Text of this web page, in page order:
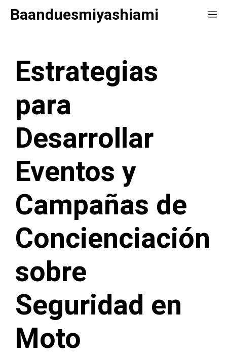
SaltarBaanduesmiyashiami
Estrategias
para
Desarrollar
Eventos y
Campañas de
Concienciación
sobre
Seguridad en
Moto